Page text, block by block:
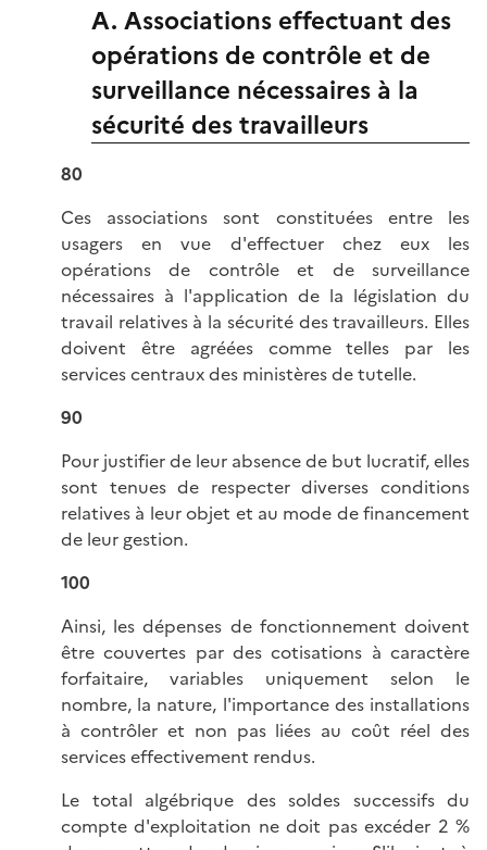
A. Associations effectuant des
opérations de contrôle et de
surveillance nécessaires à la
sécurité des travailleurs
80
Ces associations sont constituées entre les
usagers en vue d'effectuer chez eux les
opérations de contrôle et de surveillance
nécessaires à l'application de la législation du
travail relatives à la sécurité des travailleurs. Elles
doivent être agréées comme telles par les
services centraux des ministères de tutelle.
90
Pour justifier de leur absence de but lucratif, elles
sont tenues de respecter diverses conditions
relatives à leur objet et au mode de financement
de leur gestion.
100
Ainsi, les dépenses de fonctionnement doivent
être couvertes par des cotisations à caractère
forfaitaire, variables uniquement selon le
nombre, la nature, l'importance des installations
à contrôler et non pas liées au coût réel des
services effectivement rendus.
Le total algébrique des soldes successifs du
compte d'exploitation ne doit pas excéder 2 %